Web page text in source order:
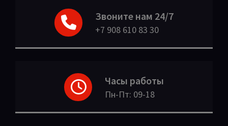
Звоните нам 24/7
+7 908 610 83 30
Часы работы
Пн-Пт: 09-18